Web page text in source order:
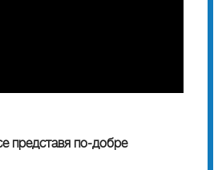
представя по-добре